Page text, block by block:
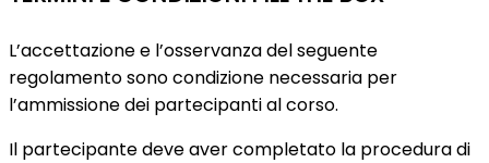
L’accettazione e l’osservanza del seguente
regolamento sono condizione necessaria per
l’ammissione dei partecipanti al corso.
Il partecipante deve aver completato la procedura di